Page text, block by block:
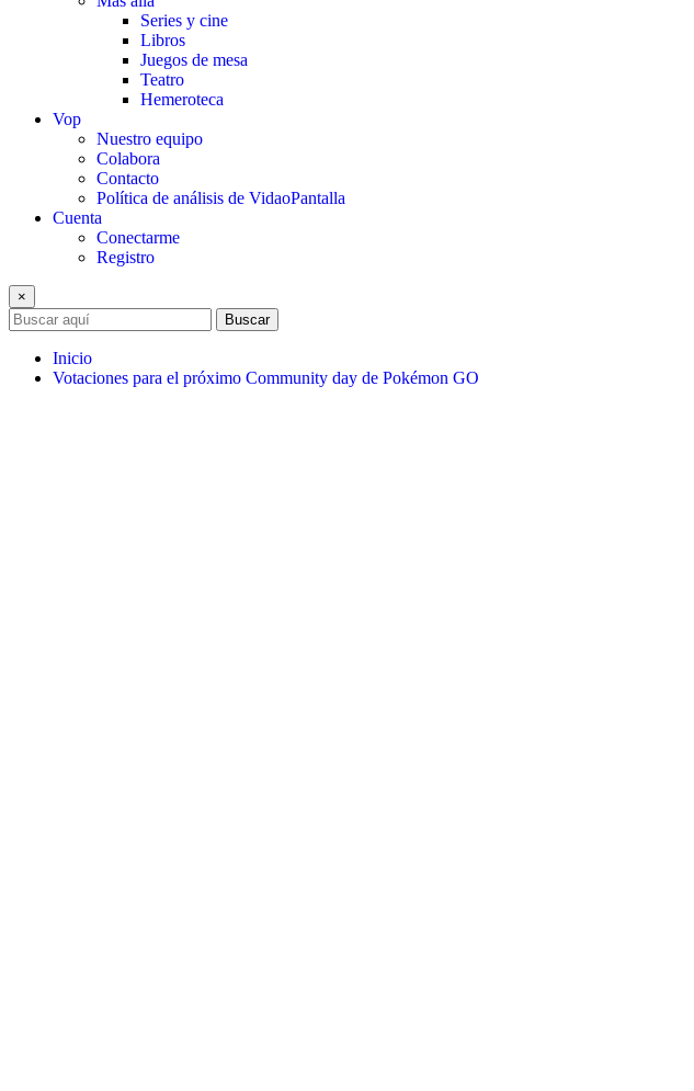
Series y cine
Libros
Juegos de mesa
Teatro
Hemeroteca
Vop
Nuestro equipo
Colabora
Contacto
Política de análisis de VidaoPantalla
Cuenta
Conectarme
Registro
×
Buscar
Inicio
Votaciones para el próximo Community day de Pokémon GO